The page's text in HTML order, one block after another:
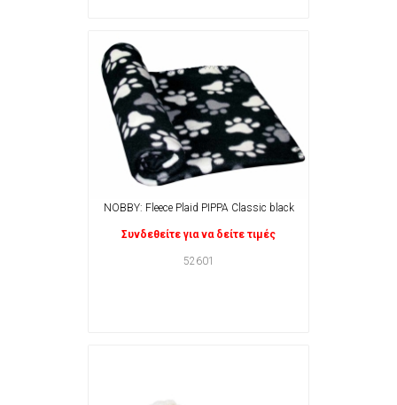
NOBBY: Fleece Plaid PIPPA Classic black
Συνδεθείτε για να δείτε τιμές
52601